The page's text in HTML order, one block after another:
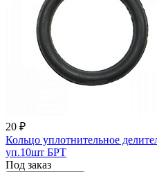
20 ₽
Кольцо уплотнительное
уп.10шт БРТ
Под заказ